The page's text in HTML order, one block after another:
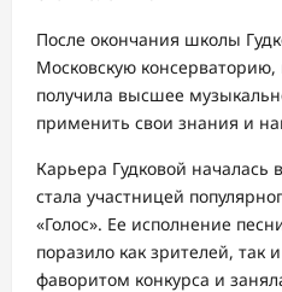
После окончания школы
Московскую консерваторию,
получила высшее
применить свои знания и
Карьера Гудковой началась
стала участницей
«Голос». Ее исполнение
поразило как зрителей, так
фаворитом конкурса и